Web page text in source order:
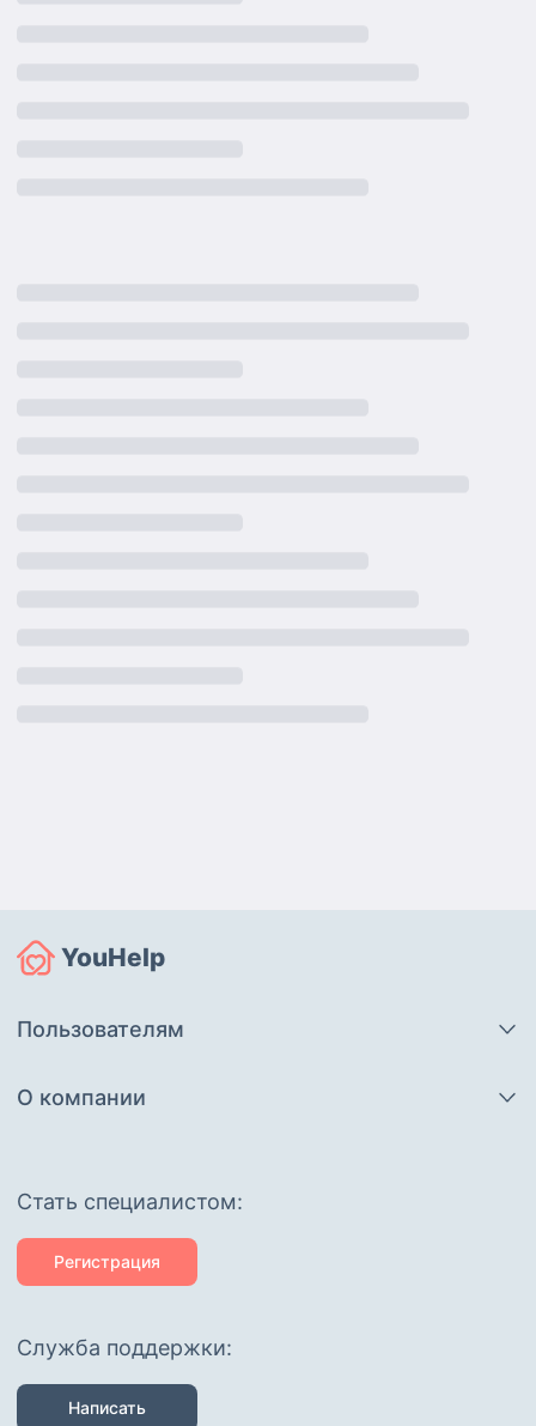
YouHelp
Пользователям
О компании
Cтать специалистом:
Регистрация
Служба поддержки:
Написать